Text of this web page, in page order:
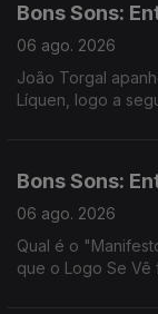
Bons Sons:
06 ago. 2026
João Torgal
Líquen, logo a
Bons Sons:
06 ago. 2026
Qual é o
que o Logo Se Vê